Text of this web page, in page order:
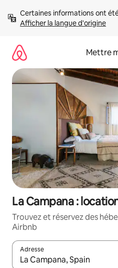
directement
Afficher la langue d'origine
Mettre
La Campana :
Trouvez et réservez des
Airbnb
Adresse
Lorsque les résultats